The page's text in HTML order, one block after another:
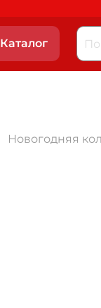
Каталог
Новогодняя